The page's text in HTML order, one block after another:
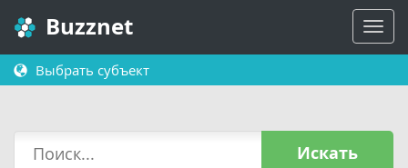
Buzznet
Выбрать субъект
Искать